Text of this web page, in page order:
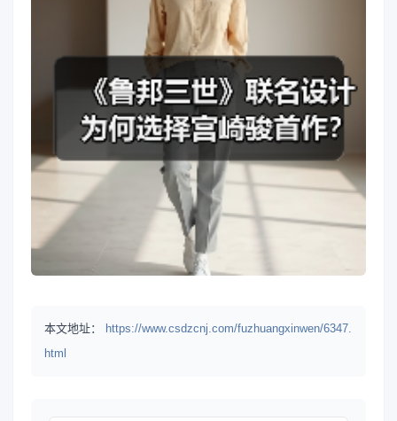
本文地址：
https://www.csdzcnj.com/fuzhuangxinwen/6347.
html